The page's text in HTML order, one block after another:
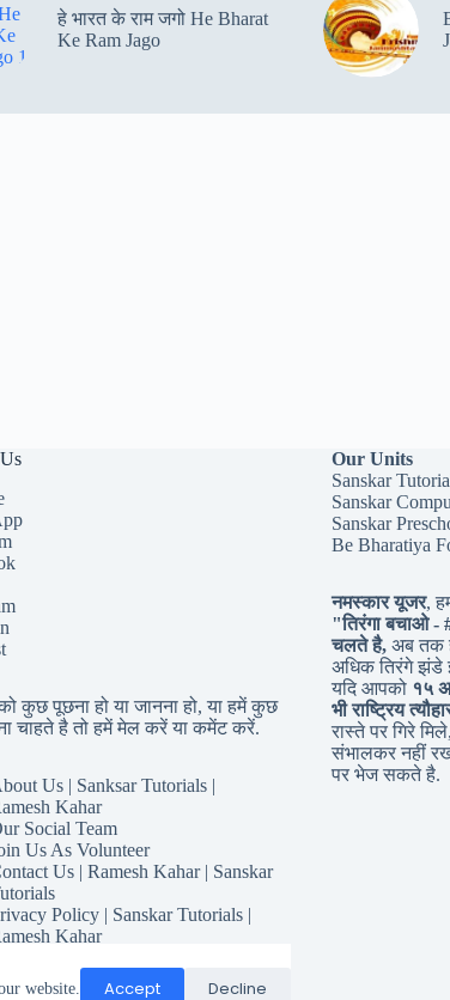
website. Accept Decline
हे भारत के राम जगो He Bharat
Ke Ram Jago
कुछ पूछना हो या जानना हो, या हमें कुछ
चाहते है तो हमें मेल करें या कमेंट करें.
Us | Sanksar Tutorials |
Kahar
Social Team
Us As Volunteer
Us | Ramesh Kahar | Sanskar
Policy | Sanskar Tutorials |
Kahar
Our Social Responsibility
Our Units
Sanskar
Sanskar
Sanskar
Be Bharatiya
नमस्कार यूजर,
"तिरंगा बचाओ -
चलते है,अब तक
अधिक तिरंगे झंडे
यदि आपको १५
भी राष्ट्रिय
रास्ते पर गिरे
संभालकर नहीं
पर भेज सकते है.